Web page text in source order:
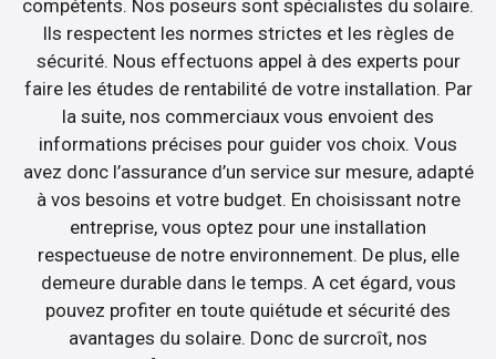
compétents. Nos poseurs sont spécialistes du solaire.
Ils respectent les normes strictes et les règles de
sécurité. Nous effectuons appel à des experts pour
faire les études de rentabilité de votre installation. Par
la suite, nos commerciaux vous envoient des
informations précises pour guider vos choix. Vous
avez donc l’assurance d’un service sur mesure, adapté
à vos besoins et votre budget. En choisissant notre
entreprise, vous optez pour une installation
respectueuse de notre environnement. De plus, elle
demeure durable dans le temps. A cet égard, vous
pouvez profiter en toute quiétude et sécurité des
avantages du solaire. Donc de surcroît, nos